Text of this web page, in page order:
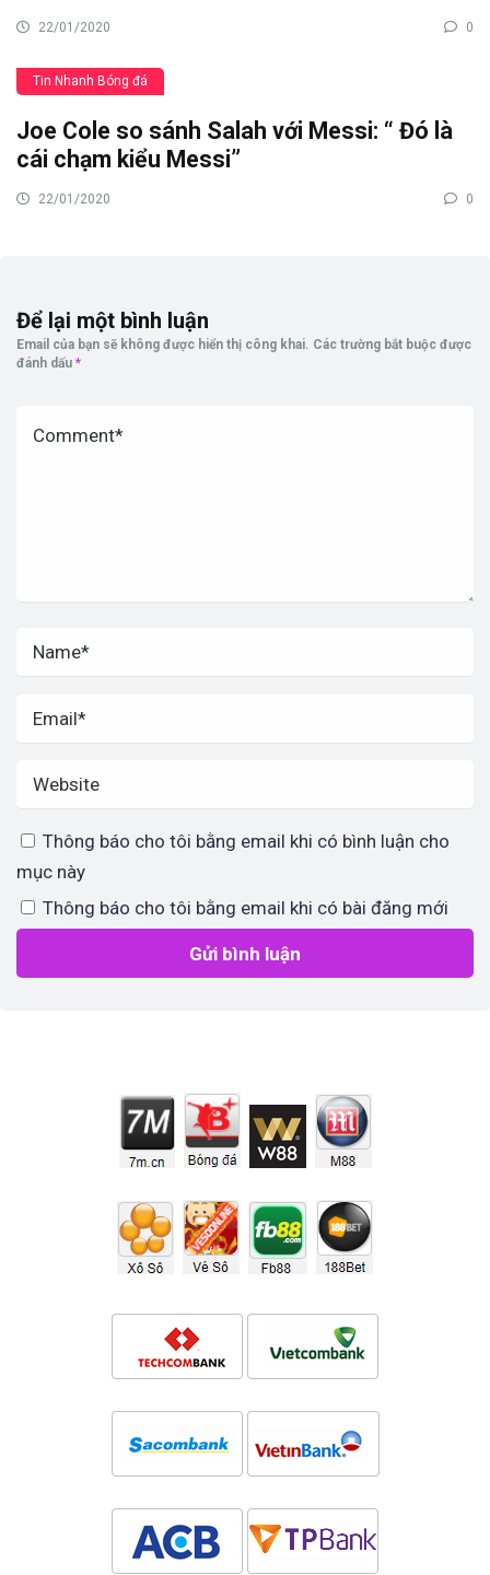
22/01/2020 0
Tin Nhanh Bóng đá
Joe Cole so sánh Salah với Messi: “ Đó là
cái chạm kiểu Messi”
22/01/2020 0
Để lại một bình luận
Email của bạn sẽ không được hiển thị công khai. Các trường bắt buộc được
đánh dấu *
Thông báo cho tôi bằng email khi có bình luận cho
mục này
Thông báo cho tôi bằng email khi có bài đăng mới